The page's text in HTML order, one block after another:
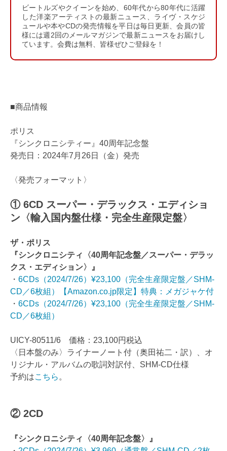
ビートルズやクイーンを始め、60年代から80年代に活躍
した洋楽アーティストの最新ニュース、ライヴ・スケジ
ュールや本やCDの発売情報を平日は毎日更新、会員の皆
様には週2回のメールマガジンで最新ニュースをお届けし
ています。会費は無料、皆様ぜひご登録を！
■商品情報
ポリス
『シンクロニシティー』40周年記念盤
発売日：2024年7月26日（金）発売
〈発売フォーマット〉
① 6CD スーパー・デラックス・エディショ
ン〈輸入国内盤仕様・完全生産限定盤〉
ザ・ポリス
『シンクロニシティ〈40周年記念盤／スーパー・デラッ
クス・エディション〉』
・ 6CDs（2024/7/26）¥23,100（完全生産限定盤／SHM-
CD／6枚組）【Amazon.co.jp限定】特典：メガジャケ付
・ 6CDs（2024/7/26）¥23,100（完全生産限定盤／SHM-
CD／6枚組）
UICY-80511/6 価格：23,100円税込
〈日本盤のみ〉ライナーノート付（奥田祐二・訳）、オ
リジナル・アルバムの歌詞対訳付、SHM-CD仕様
予約はこちら 。
② 2CD
『シンクロニシティ〈40周年記念盤〉』